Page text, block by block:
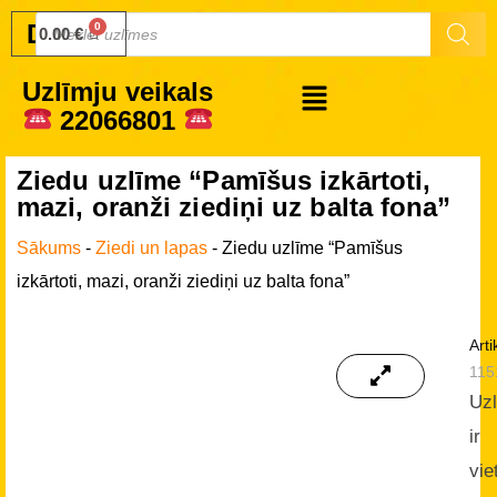
Druku.lv
0.00€
Uzlīmju veikals
22066801
Ziedu uzlīme “Pamīšus izkārtoti,
mazi, oranži ziediņi uz balta fona”
Sākums - Ziedi un lapas - Ziedu uzlīme “Pamīšus
izkārtoti, mazi, oranži ziediņi uz balta fona”
ir